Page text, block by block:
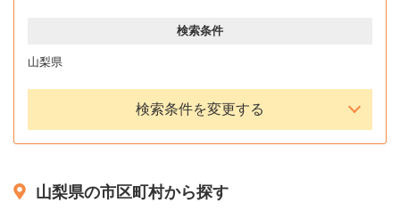
検索条件
山梨県
検索条件を変更する
山梨県の市区町村から探す